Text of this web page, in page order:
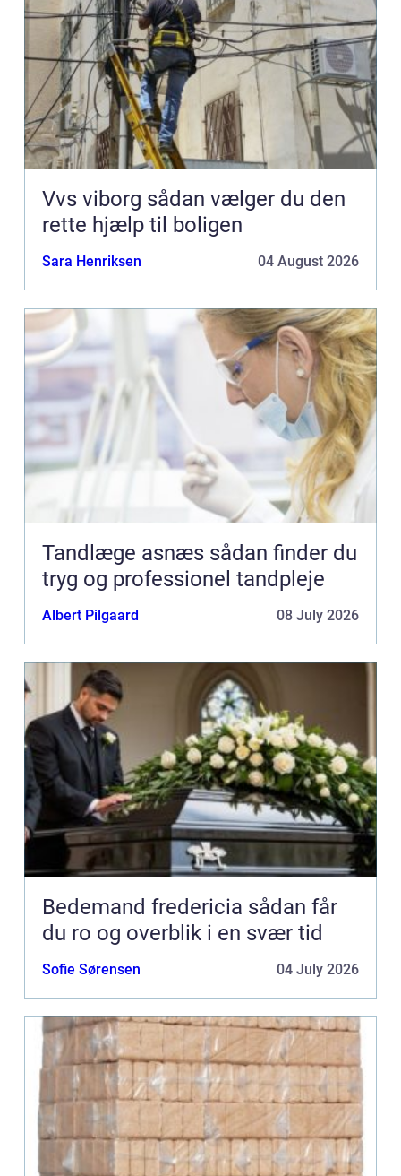
Vvs viborg sådan vælger du den
rette hjælp til boligen
Sara Henriksen 04 August 2026
Tandlæge asnæs sådan finder du
tryg og professionel tandpleje
Albert Pilgaard 08 July 2026
Bedemand fredericia sådan får
du ro og overblik i en svær tid
Sofie Sørensen 04 July 2026